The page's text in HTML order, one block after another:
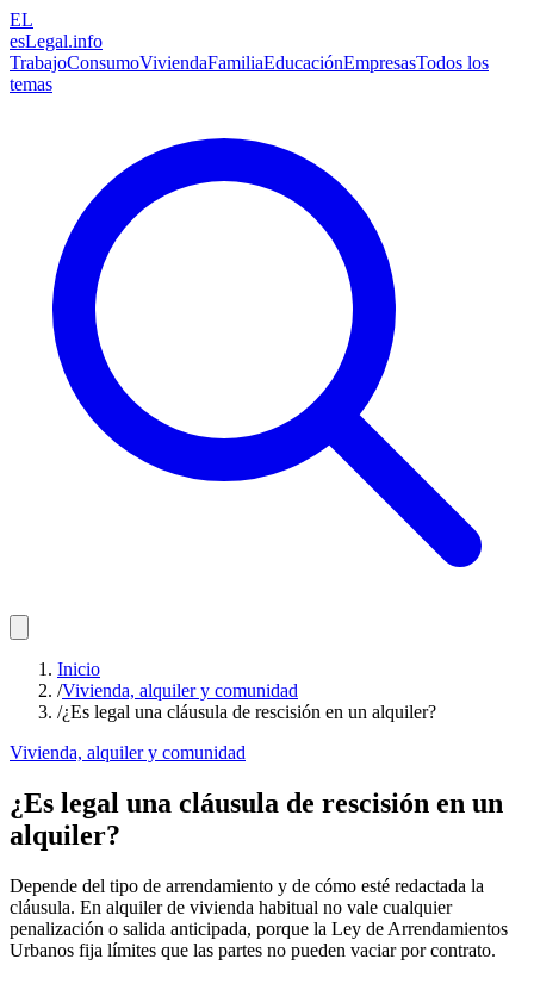
EL
esLegal.info
TrabajoConsumoViviendaFamiliaEducaciónEmpresasTodos los
temas
Inicio
/Vivienda, alquiler y comunidad
/¿Es legal una cláusula de rescisión en un alquiler?
Vivienda, alquiler y comunidad
¿Es legal una cláusula de rescisión en un
alquiler?
Depende del tipo de arrendamiento y de cómo esté redactada la
cláusula. En alquiler de vivienda habitual no vale cualquier
penalización o salida anticipada, porque la Ley de Arrendamientos
Urbanos fija límites que las partes no pueden vaciar por contrato.